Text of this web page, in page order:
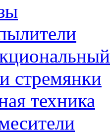
стремянки
техника